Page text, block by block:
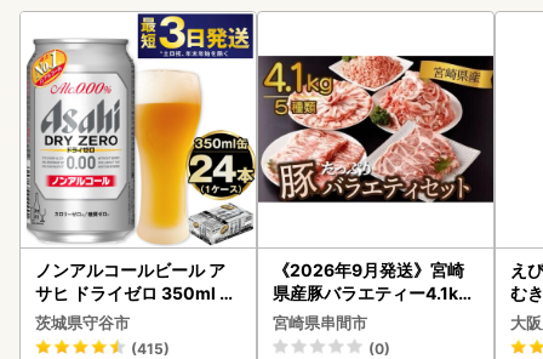
ノンアルコールビール ア
サヒ ドライゼロ 350ml 24
本 ノンアル ビール asashi
守谷市
茨城県守谷市
(415)
《2026年9月発送》宮崎
県産豚バラエティー4.1kg
セット_K033-057-2609
宮崎県串間市
(0)
え
む
大